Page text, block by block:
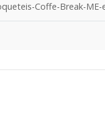
Coffe-Break-ME-